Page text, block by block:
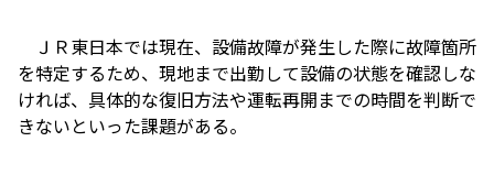
ＪＲ東日本では現在、設備故障が発生した際に故障箇所
を特定するため、現地まで出勤して設備の状態を確認しな
ければ、具体的な復旧方法や運転再開までの時間を判断で
きないといった課題がある。